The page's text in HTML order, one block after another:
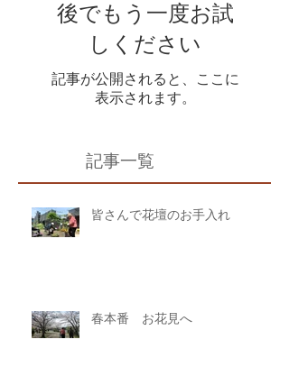
後でもう一度お試
しください
記事が公開されると、ここに
表示されます。
記事一覧
皆さんで花壇のお手入れ
春本番 お花見へ